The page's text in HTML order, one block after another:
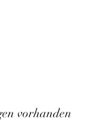
vorhanden